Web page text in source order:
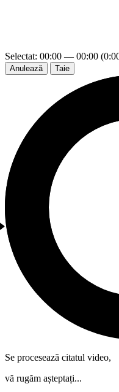
Selectat: 00:00 — 00:00
Anulează Taie
Se procesează citatul video,
vă rugăm așteptați...